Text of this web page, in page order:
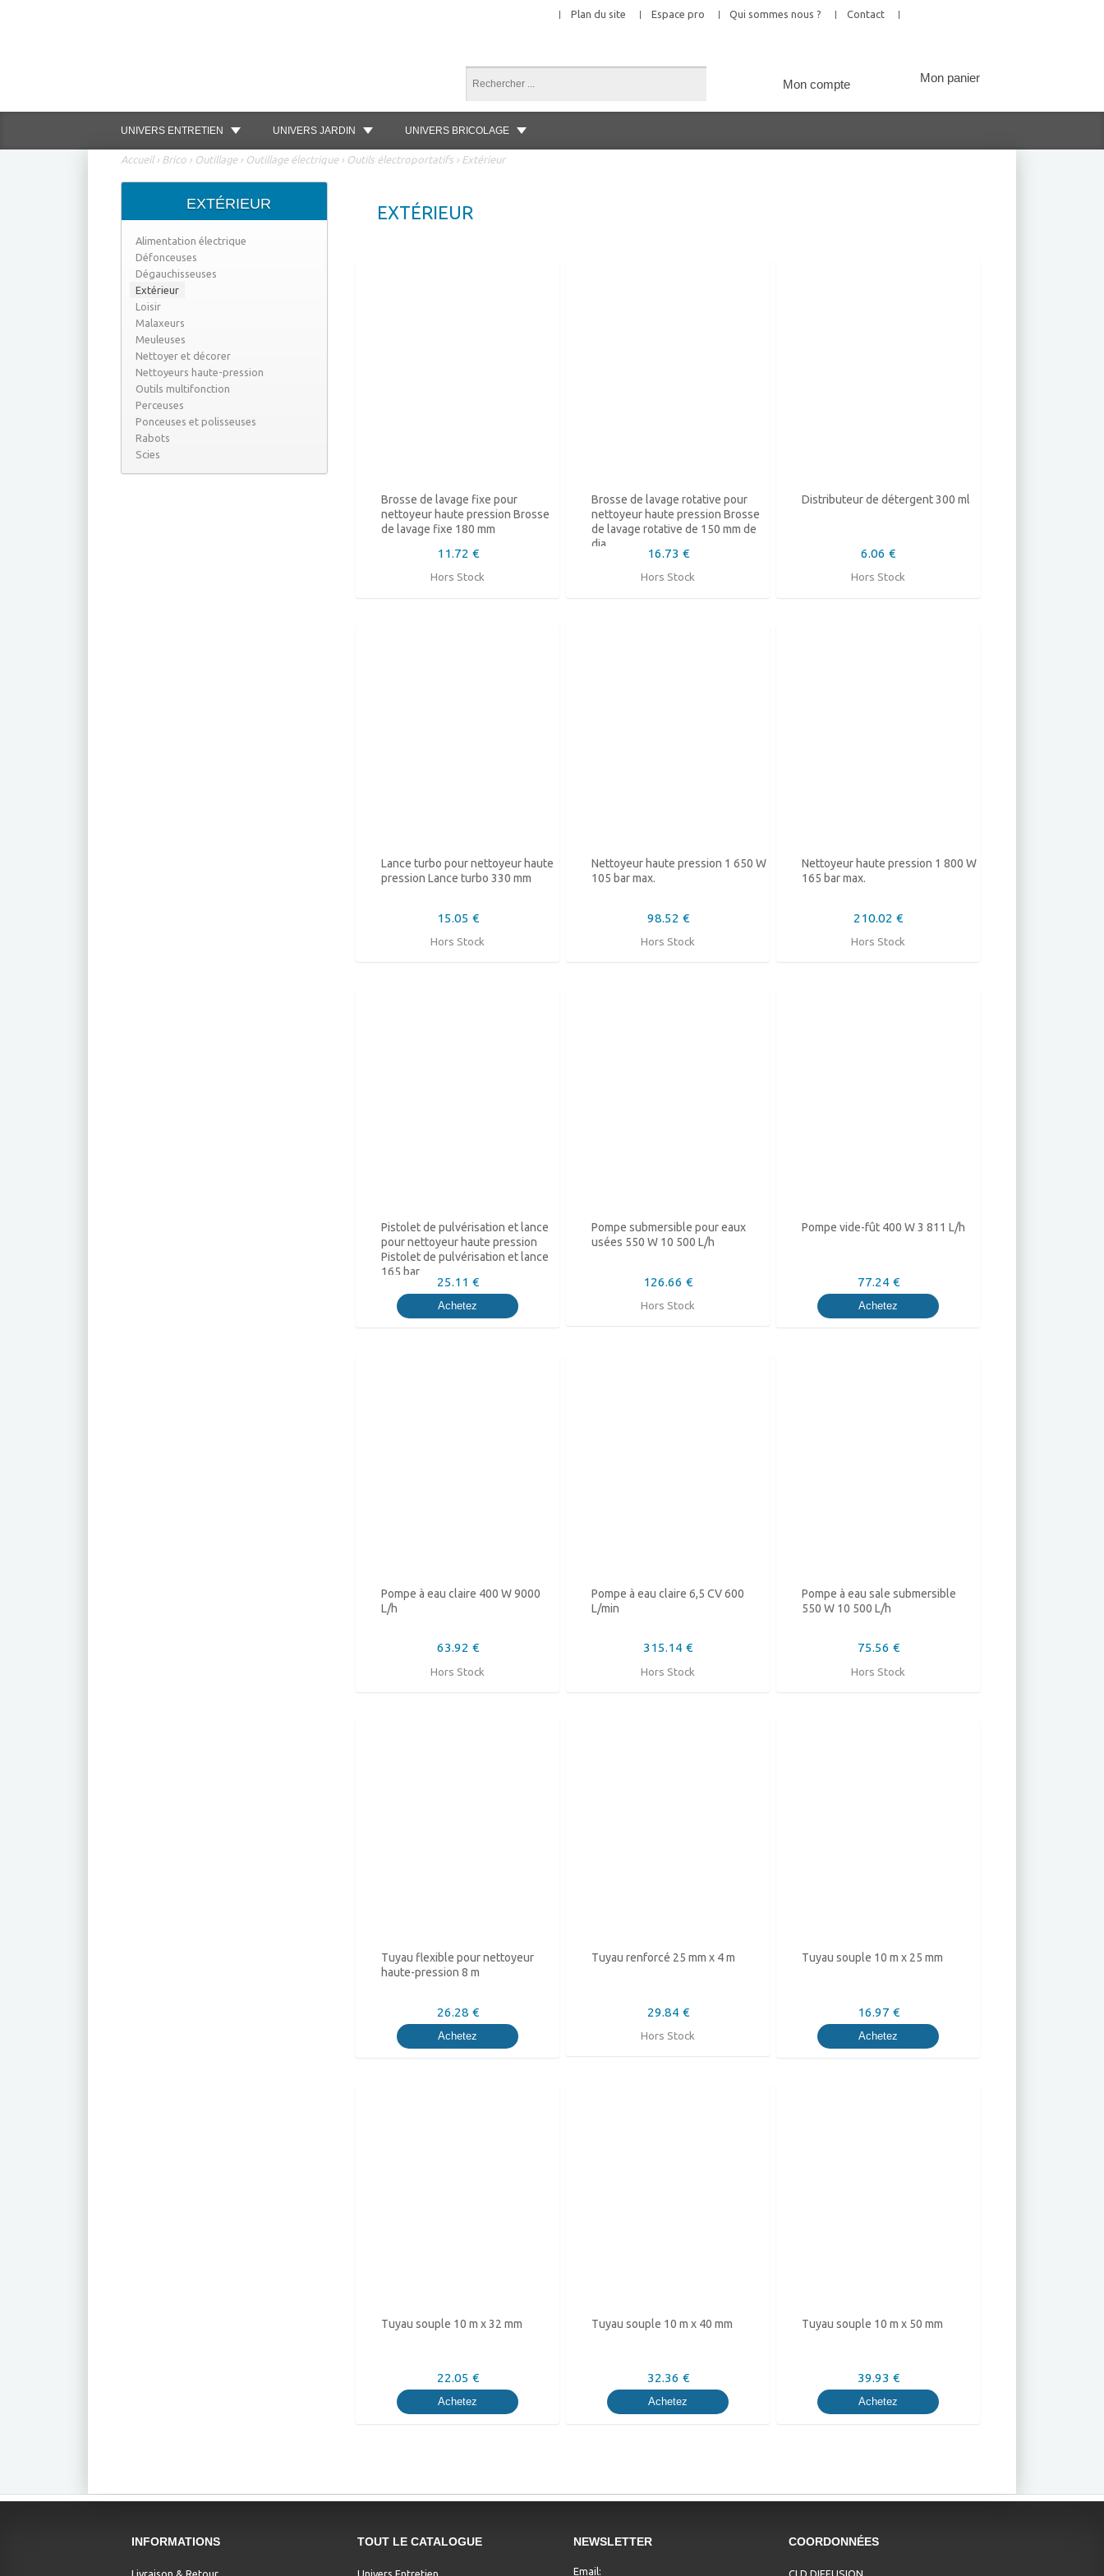
Plan du site Espace pro Qui sommes nous ? Contact
Mon panier
Mon compte
UNIVERS ENTRETIEN UNIVERS JARDIN UNIVERS BRICOLAGE
Accueil› Brico › Outillage › Outillage électrique › Outils électroportatifs › Extérieur
EXTÉRIEUR
Brosse de lavage fixe pour
nettoyeur haute pression Brosse
de lavage fixe 180 mm
11.72 €
Hors Stock
Brosse de lavage rotative pour
nettoyeur haute pression Brosse
de lavage rotative de 150 mm de
dia
16.73 €
Hors Stock
Distributeur de détergent 300 ml
6.06 €
Hors Stock
Lance turbo pour nettoyeur haute
pression Lance turbo 330 mm
15.05 €
Hors Stock
Nettoyeur haute pression 1 650 W
105 bar max.
98.52 €
Hors Stock
Nettoyeur haute pression 1 800 W
165 bar max.
210.02 €
Hors Stock
Pistolet de pulvérisation et lance
pour nettoyeur haute pression
Pistolet de pulvérisation et lance
165 bar
25.11 €
Achetez
Pompe submersible pour eaux
usées 550 W 10 500 L/h
126.66 €
Hors Stock
Pompe vide-fût 400 W 3 811 L/h
77.24 €
Achetez
Pompe à eau claire 400 W 9000
L/h
63.92 €
Hors Stock
Pompe à eau claire 6,5 CV 600
L/min
315.14 €
Hors Stock
Pompe à eau sale submersible
550 W 10 500 L/h
75.56 €
Hors Stock
Tuyau flexible pour nettoyeur
haute-pression 8 m
26.28 €
Achetez
Tuyau renforcé 25 mm x 4 m
29.84 €
Hors Stock
Tuyau souple 10 m x 25 mm
16.97 €
Achetez
Tuyau souple 10 m x 32 mm
22.05 €
Achetez
Tuyau souple 10 m x 40 mm
32.36 €
Achetez
Tuyau souple 10 m x 50 mm
39.93 €
Achetez
EXTÉRIEUR
Alimentation électrique
Défonceuses
Dégauchisseuses
Extérieur
Loisir
Malaxeurs
Meuleuses
Nettoyer et décorer
Nettoyeurs haute-pression
Outils multifonction
Perceuses
Ponceuses et polisseuses
Rabots
Scies
INFORMATIONS
Livraison & Retour
TOUT LE CATALOGUE
Univers Entretien
NEWSLETTER
Email:
COORDONNÉES
CLD DIFFUSION